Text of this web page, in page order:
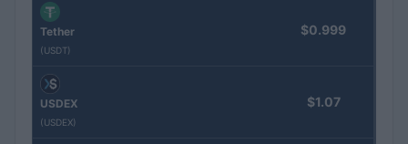
Tether
(USDT)
$0.999
USDEX
(USDEX)
$1.07